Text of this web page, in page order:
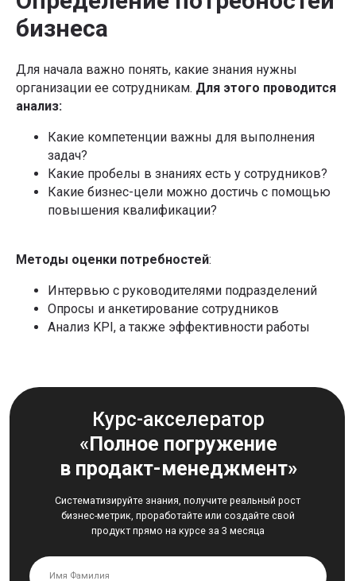
бизнеса
Для начала важно понять, какие знания нужны
организации ее сотрудникам. Для этого проводится
анализ:
Какие компетенции важны для выполнения
задач?
Какие пробелы в знаниях есть у сотрудников?
Какие бизнес-цели можно достичь с помощью
повышения квалификации?
Методы оценки потребностей:
Интервью с руководителями подразделений
Опросы и анкетирование сотрудников
Анализ KPI, а также эффективности работы